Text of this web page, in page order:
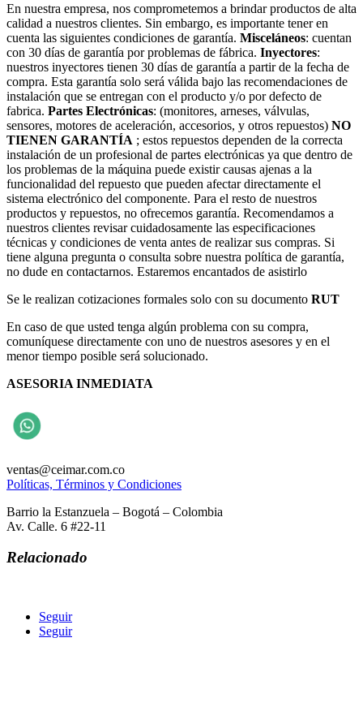
En nuestra empresa, nos comprometemos a brindar productos de alta
calidad a nuestros clientes. Sin embargo, es importante tener en
cuenta las siguientes condiciones de garantía. Misceláneos: cuentan
con 30 días de garantía por problemas de fábrica. Inyectores:
nuestros inyectores tienen 30 días de garantía a partir de la fecha de
compra. Esta garantía solo será válida bajo las recomendaciones de
instalación que se entregan con el producto y/o por defecto de
fabrica. Partes Electrónicas: (monitores, arneses, válvulas,
sensores, motores de aceleración, accesorios, y otros repuestos) NO
TIENEN GARANTÍA ; estos repuestos dependen de la correcta
instalación de un profesional de partes electrónicas ya que dentro de
los problemas de la máquina puede existir causas ajenas a la
funcionalidad del repuesto que pueden afectar directamente el
sistema electrónico del componente. Para el resto de nuestros
productos y repuestos, no ofrecemos garantía. Recomendamos a
nuestros clientes revisar cuidadosamente las especificaciones
técnicas y condiciones de venta antes de realizar sus compras. Si
tiene alguna pregunta o consulta sobre nuestra política de garantía,
no dude en contactarnos. Estaremos encantados de asistirlo
Se le realizan cotizaciones formales solo con su documento RUT
En caso de que usted tenga algún problema con su compra,
comuníquese directamente con uno de nuestros asesores y en el
menor tiempo posible será solucionado.
ASESORIA INMEDIATA
ventas@ceimar.com.co
Políticas, Términos y Condiciones
Barrio la Estanzuela – Bogotá – Colombia
Av. Calle. 6 #22-11
Relacionado
Seguir
Seguir